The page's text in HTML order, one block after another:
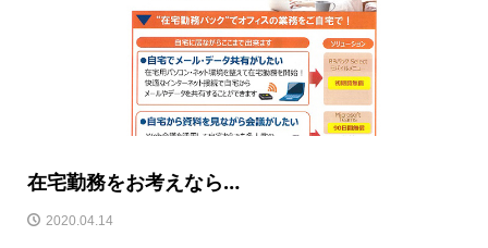
在宅勤務をお考えなら…
2020.04.14